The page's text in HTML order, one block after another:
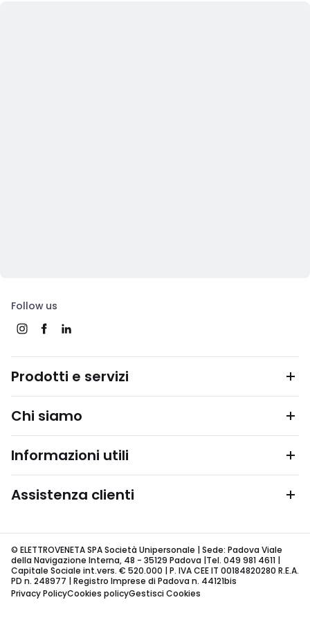
Follow us
Prodotti e servizi
Chi siamo
Informazioni utili
Assistenza clienti
© ELETTROVENETA SPA Società Unipersonale | Sede: Padova Viale
della Navigazione Interna, 48 - 35129 Padova |Tel. 049 981 4611 |
Capitale Sociale int.vers. € 520.000 | P. IVA CEE IT 00184820280 R.E.A.
PD n. 248977 | Registro Imprese di Padova n. 44121bis
Privacy PolicyCookies policyGestisci Cookies